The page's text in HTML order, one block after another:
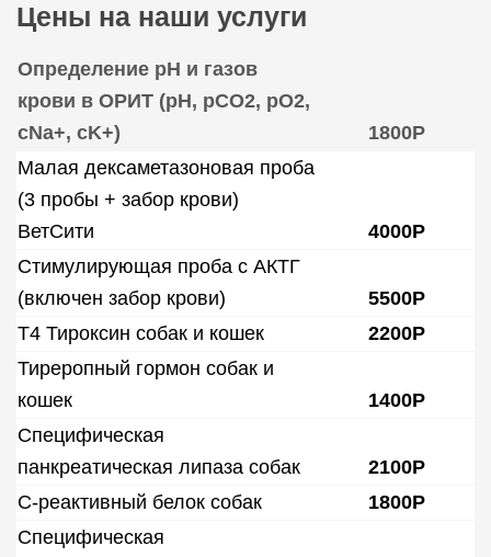
Цены на наши услуги
Определение рН и газов
крови в ОРИТ (рH, pCO2, pO2,
cNa+, cK+)
1800Р
Малая дексаметазоновая проба
(3 пробы + забор крови)
ВетСити
4000Р
Стимулирующая проба с АКТГ
(включен забор крови)
5500Р
Т4 Тироксин собак и кошек
2200Р
Тиреропный гормон собак и
кошек
1400Р
Специфическая
панкреатическая липаза собак
2100Р
С-реактивный белок собак
1800Р
Специфическая